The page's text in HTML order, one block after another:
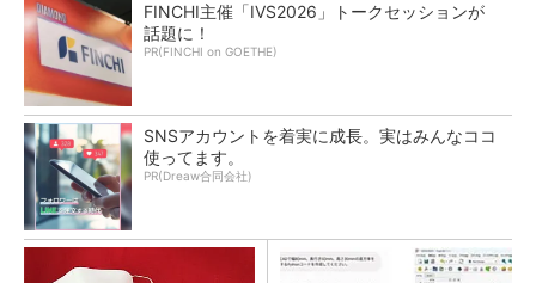
FINCHI主催「IVS2026」トークセッションが
話題に！
PR(FINCHI on GOETHE)
SNSアカウントを着実に成長。実はみんなココ
使ってます。
PR(Dreaw合同会社)